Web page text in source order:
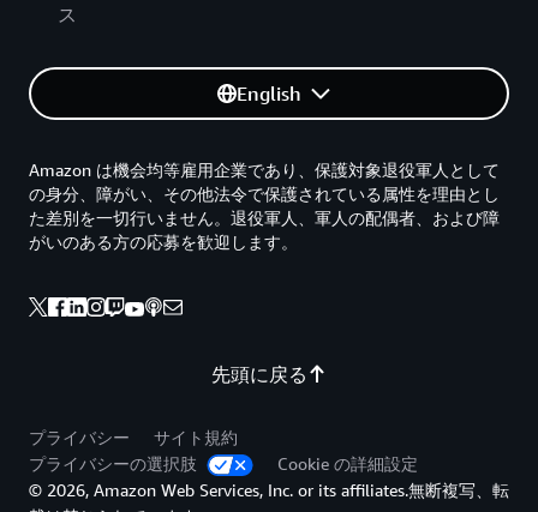
ス
English
先頭に戻る
Amazon は機会均等雇用企業であり、保護対象退役軍人として
の身分、障がい、その他法令で保護されている属性を理由とし
た差別を一切行いません。退役軍人、軍人の配偶者、および障
がいのある方の応募を歓迎します。
プライバシー
サイト規約
プライバシーの選択肢
Cookie の詳細設定
© 2026, Amazon Web Services, Inc. or its affiliates.無断複写、転